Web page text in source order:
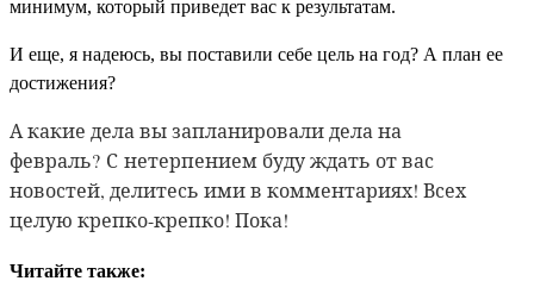
минимум, который приведет вас к результатам.
И еще, я надеюсь, вы поставили себе цель на год? А план ее
достижения?
А какие дела вы запланировали дела на
февраль? С нетерпением буду ждать от вас
новостей, делитесь ими в комментариях! Всех
целую крепко-крепко! Пока!
Читайте также: